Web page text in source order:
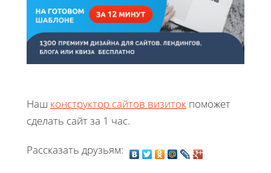
Наш конструктор сайтов визиток поможет
сделать сайт за 1 час.
Рассказать друзьям: